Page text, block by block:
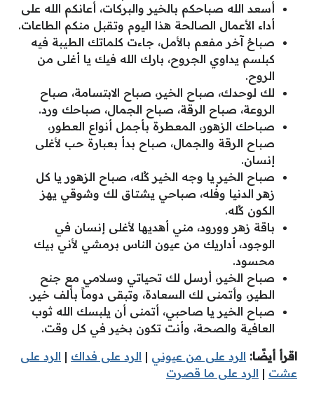
أسعد الله صباحكم بالخير والبركات، أعانكم الله على
أداء الأعمال الصالحة هذا اليوم وتقبل منكم الطاعات.
صباحٌ آخر مفعم بالأمل، جاءت كلماتك الطيبة فيه
كبلسم يداوي الجروح، بارك الله فيك يا أغلى من
الروح.
لك لوحدك، صباح الخير، صباح الابتسامة، صباح
الروعة، صباح الرقة، صباح الجمال، صباحك ورد.
صباحك الزهور، المعطرة بأجمل أنواع العطور،
صباح الرقة والجمال، صباح بدأ بعبارة حب لأغلى
إنسان.
صباح الخير يا وجه الخير كُله، صباح الزهور يا كل
زهر الدنيا وفُله، صباحي يشتاق لك وشوقي يهز
الكون كُله.
باقة زهر وورود، مني أهديها لأغلى إنسان في
الوجود، أداريك من عيون الناس برمشي لأني بيك
محسود.
صباح الخير، أرسل لك تحياتي وسلامي مع جنح
الطير، وأتمنى لك السعادة، وتبقى دوماً بألف خير.
صباح الخير يا صاحبي، أتمنى أن يلبسك الله ثوب
العافية والصحة، وأنت تكون بخير في كل وقت.
اقرأ أيضًا: الرد على من عيوني | الرد على فداك | الرد على
عشت | الرد على ما قصرت